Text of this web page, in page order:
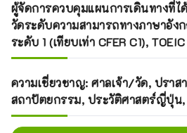
ผู้จัดการควบคุมแผนการเดินทางที่ไ
วัดระดับความสามารถทางภาษาอัง
ระดับ 1 (เทียบเท่า CFER C1),
ความเชี่ยวชาญ: ศาลเจ้า/วัด, ปรา
สถาปัตยกรรม, ประวัติศาสตร์ญี่ปุ่น